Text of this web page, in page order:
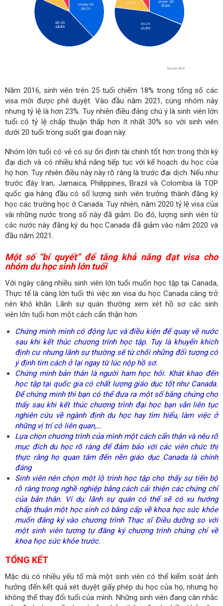
Năm 2016, sinh viên trên 25 tuổi chiếm 18% trong tổng số các
visa mới được phê duyệt. Vào đầu năm 2021, cùng nhóm này
nhưng tỷ lệ là hơn 23%. Tuy nhiên điều đáng chú ý là sinh viên lớn
tuổi có tỷ lệ chấp thuận thấp hơn ít nhất 30% so với sinh viên
dưới 20 tuổi trong suốt giai đoạn này.
Nhóm lớn tuổi có vẻ có sự ổn định tài chính tốt hơn trong thời kỳ
đại dịch và có nhiều khả năng tiếp tục với kế hoạch du học của
họ hơn. Tuy nhiên điều này này rõ ràng là trước đại dịch. Nếu như
trước đây Iran, Jamaica, Philippines, Brazil và Colombia là TOP
quốc gia hàng đầu có số lượng sinh viên trưởng thành đăng ký
học các trường học ở Canada. Tuy nhiên, năm 2020 tỷ lệ visa của
vài những nước trong số này đã giảm. Do đó, lượng sinh viên từ
các nước này đăng ký du học Canada đã giảm vào năm 2020 và
đầu năm 2021.
Một số “bí quyết” để tăng khả năng đạt visa cho
nhóm du học sinh lớn tuổi
Với ngày càng nhiều sinh viên lớn tuổi muốn học tập tại Canada,
Thực tế là càng lớn tuổi thì việc xin visa du học Canada càng trở
nên khó khăn. Lãnh sự quán thường xem xét hồ sơ các sinh
viên lớn tuổi hơn một cách cẩn thận hơn.
Chứng minh mình có động lực và điều kiện để quay về nước
sau khi kết thúc chương trình học tập. Tuy là khuyến khích
định cư nhưng lãnh sự thường sẽ từ chối những đối tượng có
ý định tìm cách ở lại ngay từ lúc nộp hồ sơ.
Chứng minh bản thân là người ham học hỏi. Khát khao đến
học tập tại quốc gia có chất lượng giáo dục tốt như Canada.
Để chứng minh thì bạn có thể đưa ra một số bằng chứng cho
thấy sau khi kết thúc chương trình đại học bạn vẫn liên tục
nghiên cứu về ngành định du học hay tìm hiểu, làm việc ở
những vị trí có liên quan,…
Lựa chọn chương trình của mình một cách cẩn thận và nêu rõ
mục đích du học rõ ràng để đảm bảo với các viên chức thị
thực rằng họ quan tâm đến nền giáo dục Canada là chính
đáng
Sinh viên nên chọn một lộ trình học tập cho thấy sự tiến bộ
rõ ràng trong nghề nghiệp bằng cách cải thiện các chứng chỉ
của bản thân. Ví dụ: lãnh sự quán có thể sẽ có xu hướng
chấp thuận một học sinh có bằng cấp về khoa học sức khỏe
muốn đăng ký vào chương trình Thạc sĩ Điều dưỡng so với
một sinh viên tương tự đăng ký chương trình chứng chỉ về
khoa học sức khỏe trước.
TỔNG KẾT
Mặc dù có nhiều yếu tố mà một sinh viên có thể kiểm soát ảnh
hưởng đến kết quả xét duyệt giấy phép du học của họ, nhưng họ
không thể thay đổi tuổi của mình. Những sinh viên đang cân nhắc